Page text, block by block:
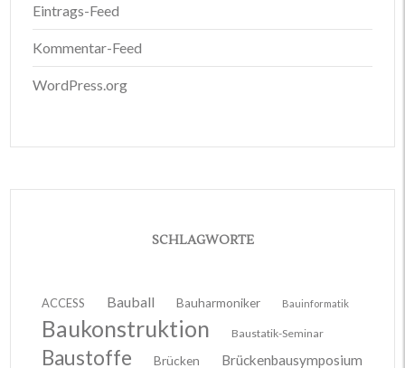
Eintrags-Feed
Kommentar-Feed
WordPress.org
SCHLAGWORTE
ACCESS Bauball Bauharmoniker Bauinformatik
Baukonstruktion Baustatik-Seminar
Baustoffe Brücken Brückenbausymposium